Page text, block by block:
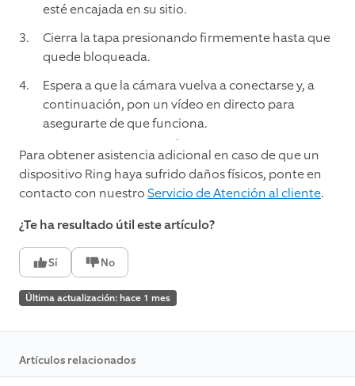
esté encajada en su sitio.
Cierra la tapa presionando firmemente hasta que
quede bloqueada.
Espera a que la cámara vuelva a conectarse y, a
continuación, pon un vídeo en directo para
asegurarte de que funciona.
Para obtener asistencia adicional en caso de que un
dispositivo Ring haya sufrido daños físicos, ponte en
contacto con nuestroServicio de Atención al cliente.
¿Te ha resultado útil este artículo?
Sí No
Última actualización: hace 1 mes
Artículos relacionados